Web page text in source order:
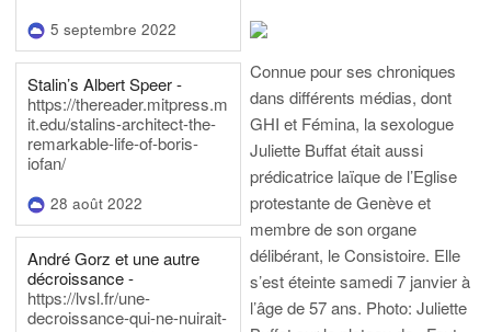
5 septembre 2022
Stalin’s Albert Speer -
https://thereader.mitpress.m
it.edu/stalins-architect-the-
remarkable-life-of-boris-
iofan/
28 août 2022
André Gorz et une autre
décroissance -
https://lvsl.fr/une-
decroissance-qui-ne-nuirait-
Connue pour ses chroniques
dans différents médias, dont
GHI et Fémina, la sexologue
Juliette Buffat était aussi
prédicatrice laïque de l’Eglise
protestante de Genève et
membre de son organe
délibérant, le Consistoire. Elle
s’est éteinte samedi 7 janvier à
l’âge de 57 ans. Photo: Juliette